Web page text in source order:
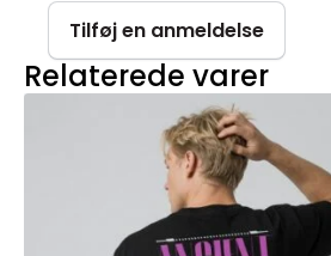
Tilføj en anmeldelse
Relaterede varer